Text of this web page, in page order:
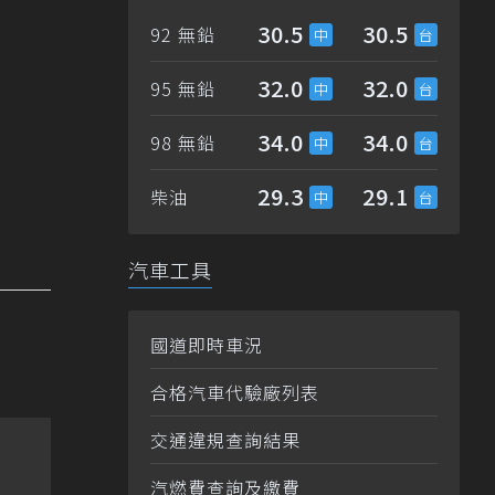
92 無鉛 30.5 30.5
95 無鉛 32.0 32.0
98 無鉛 34.0 34.0
柴油 29.3 29.1
汽車工具
國道即時車況
合格汽車代驗廠列表
交通違規查詢結果
汽燃費查詢及繳費